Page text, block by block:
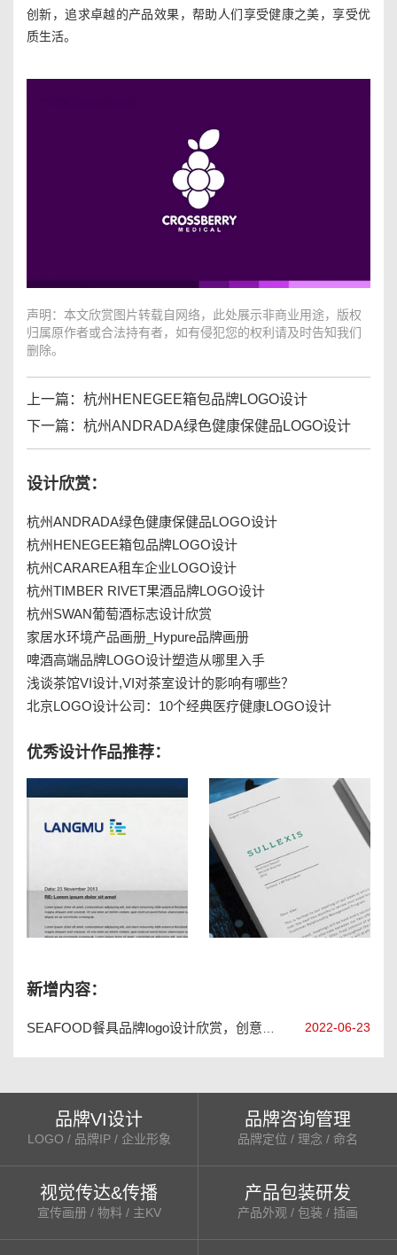
创新，追求卓越的产品效果，帮助人们享受健康之美，享受优
质生活。
声明：本文欣赏图片转载自网络，此处展示非商业用途，版权
归属原作者或合法持有者，如有侵犯您的权利请及时告知我们
删除。
上一篇： 杭州HENEGEE箱包品牌LOGO设计
下一篇： 杭州ANDRADA绿色健康保健品LOGO设计
设计欣赏：
杭州ANDRADA绿色健康保健品LOGO设计
杭州HENEGEE箱包品牌LOGO设计
杭州CARAREA租车企业LOGO设计
杭州TIMBER RIVET果酒品牌LOGO设计
杭州SWAN葡萄酒标志设计欣赏
家居水环境产品画册_Hypure品牌画册
啤酒高端品牌LOGO设计塑造从哪里入手
浅谈茶馆VI设计,VI对茶室设计的影响有哪些？
北京LOGO设计公司：10个经典医疗健康LOGO设计
优秀设计作品推荐：
厦门朗沐模型公司LOGO设计
新增内容：
SEAFOOD餐具品牌logo设计欣赏，创意餐具品牌vi设计手册 2022-06-23
品牌VI设计
LOGO / 品牌IP / 企业形象
品牌咨询管理
品牌定位 / 理念 / 命名
视觉传达&传播
宣传画册 / 物料 / 主KV
产品包装研发
产品外观 / 包装 / 插画